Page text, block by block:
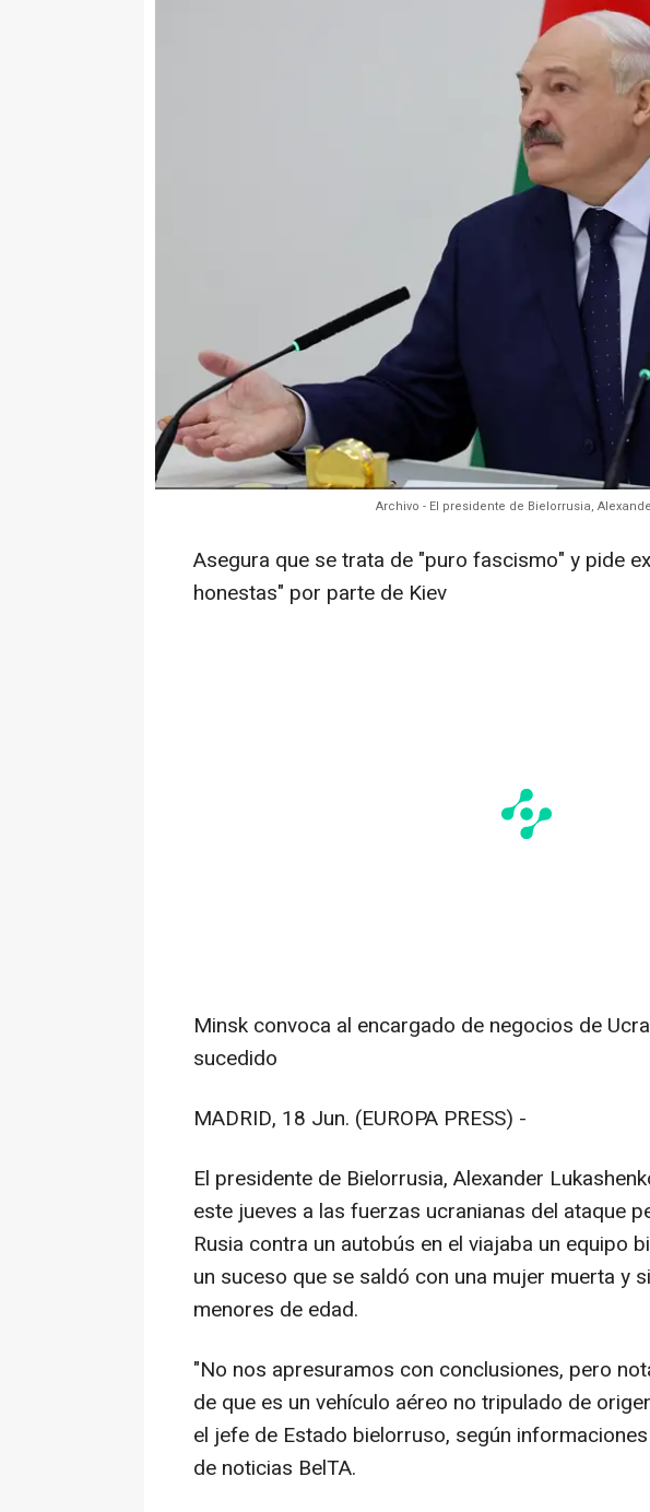
Archivo - El presidente de Bielorrusia,
Asegura que se trata de "puro fascismo" y pide
honestas" por parte de Kiev
Minsk convoca al encargado de negocios de
sucedido
MADRID, 18 Jun. (EUROPA PRESS) -
El presidente de Bielorrusia, Alexander
este jueves a las fuerzas ucranianas del ataque
Rusia contra un autobús en el viajaba un equipo
un suceso que se saldó con una mujer muerta y
menores de edad.
"No nos apresuramos con conclusiones, pero
de que es un vehículo aéreo no tripulado de
el jefe de Estado bielorruso, según
de noticias BelTA.